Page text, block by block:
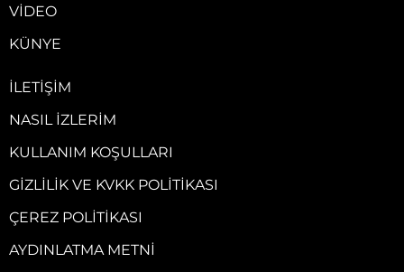
VIDEO
KÜNYE
İLETIŞIM
NASIL İZLERIM
KULLANIM KOŞULLARI
GIZLILIK VE KVKK POLITIKASI
ÇEREZ POLITIKASI
AYDINLATMA METNI